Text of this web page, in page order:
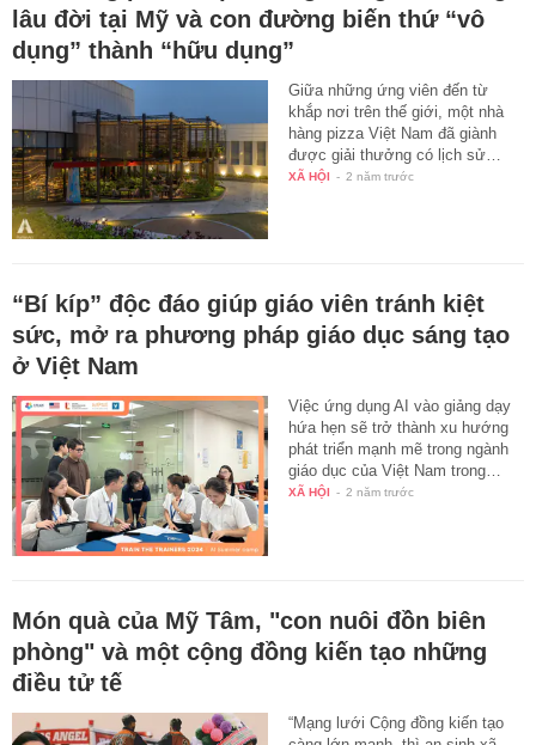
lâu đời tại Mỹ và con đường biến thứ “vô
dụng” thành “hữu dụng”
Giữa những ứng viên đến từ
khắp nơi trên thế giới, một nhà
hàng pizza Việt Nam đã giành
được giải thưởng có lịch sử…
XÃ HỘI - 2 năm trước
“Bí kíp” độc đáo giúp giáo viên tránh kiệt
sức, mở ra phương pháp giáo dục sáng tạo
ở Việt Nam
Việc ứng dụng AI vào giảng dạy
hứa hẹn sẽ trở thành xu hướng
phát triển mạnh mẽ trong ngành
giáo dục của Việt Nam trong…
XÃ HỘI - 2 năm trước
Món quà của Mỹ Tâm, "con nuôi đồn biên
phòng" và một cộng đồng kiến tạo những
điều tử tế
“Mạng lưới Cộng đồng kiến tạo